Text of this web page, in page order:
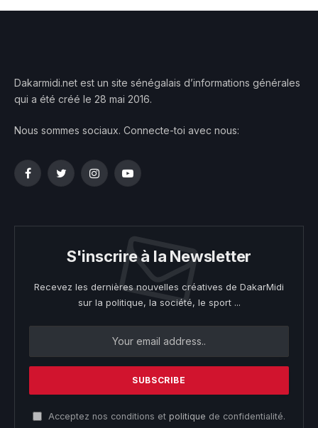
Dakarmidi.net est un site sénégalais d’informations générales
qui a été créé le 28 mai 2016.
Nous sommes sociaux. Connecte-toi avec nous:
FacebookTwitterInstagramYouTube
S'inscrire à la Newsletter
Recevez les dernières nouvelles créatives de DakarMidi
sur la politique, la société, le sport ...
Acceptez nos conditions et politique de confidentialité.